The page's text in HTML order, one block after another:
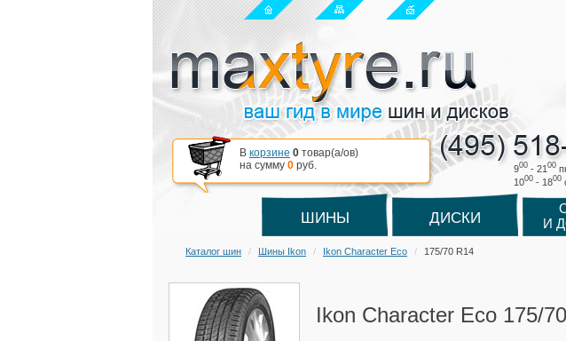
900 - 21 00
1000 - 1800
В корзине 0 товар(a/ов)
на сумму 0 руб.
ШИНЫ ДИСКИ
И
Каталог шин Шины Ikon Ikon Character Eco 175/70 R14
Ikon Character Eco 175/